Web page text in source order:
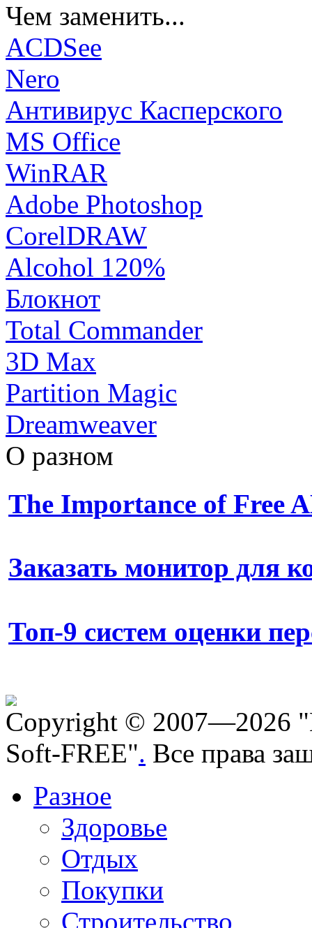
Чем заменить...
ACDSee
Nero
Антивирус Касперского
MS Office
WinRAR
Adobe Photoshop
CorelDRAW
Alcohol 120%
Блокнот
Total Commander
3D Max
Partition Magic
Dreamweaver
О разном
The Importance of Free
Заказать монитор для
Топ-9 систем оценки
Copyright © 2007—2026
Soft-FREE". Все права
Разное
Здоровье
Отдых
Покупки
Строительство